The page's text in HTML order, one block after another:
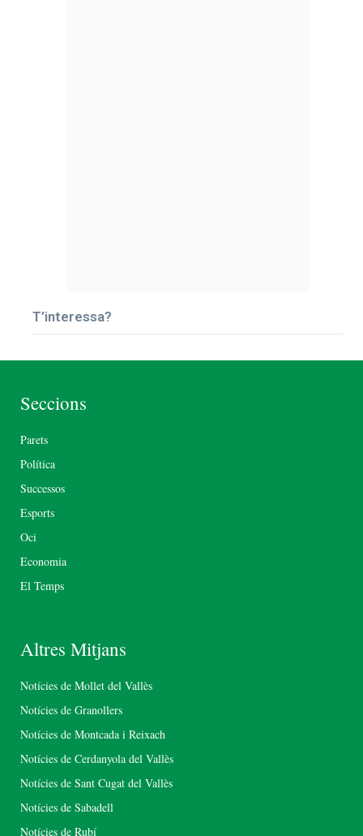
T’interessa?
Seccions
Parets
Política
Successos
Esports
Oci
Economia
El Temps
Altres Mitjans
Notícies de Mollet del Vallès
Notícies de Granollers
Notícies de Montcada i Reixach
Notícies de Cerdanyola del Vallès
Notícies de Sant Cugat del Vallès
Notícies de Sabadell
Notícies de Rubí